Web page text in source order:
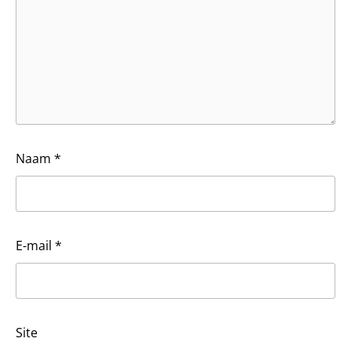
Naam *
E-mail *
Site